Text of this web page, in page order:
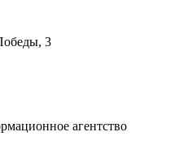
3
агентство